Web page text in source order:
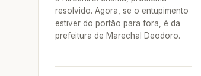
resolvido. Agora, se o entupimento
estiver do portão para fora, é da
prefeitura de Marechal Deodoro.